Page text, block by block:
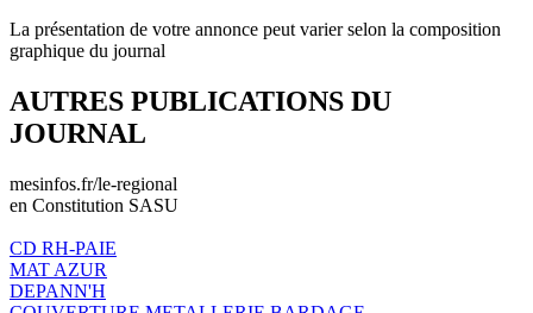
La présentation de votre annonce peut varier selon la composition
graphique du journal
AUTRES PUBLICATIONS DU
JOURNAL
mesinfos.fr/le-regional
en Constitution SASU
CD RH-PAIE
MAT AZUR
DEPANN'H